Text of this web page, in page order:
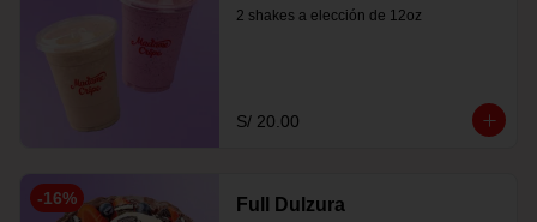
2 shakes a elección de 12oz
S/ 20.00
-16% Full Dulzura